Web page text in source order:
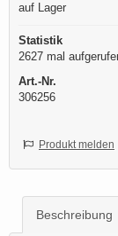
auf Lager
Statistik
2627 mal
Art.-Nr.
306256
Produkt melden
Beschreibung